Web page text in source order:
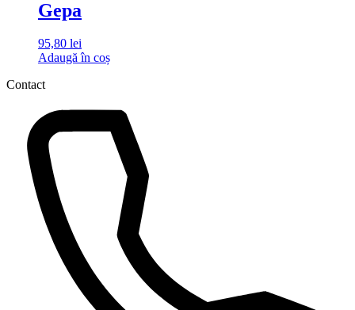
Gepa
95,80 lei
Adaugă în coș
Contact